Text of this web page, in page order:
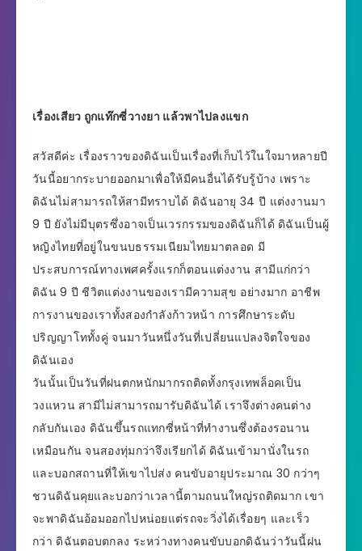
เรื่องเสียว ถูกแท๊กซี่วางยา แล้วพาไปลงแขก
สวัสดีค่ะ เรื่องราวของดิฉันเป็นเรื่องที่เก็บไว้ในใจมาหลายปี
วันนี้อยากระบายออกมาเพื่อให้มีคนอื่นได้รับรู้บ้าง เพราะ
ดิฉันไม่สามารถให้สามีทราบได้ ดิฉันอายุ 34 ปี แต่งงานมา
9 ปี ยังไม่มีบุตรซึ่งอาจเป็นเวรกรรมของดิฉันก็ได้ ดิฉันเป็นผู้
หญิงไทยที่อยู่ในขนบธรรมเนียมไทยมาตลอด มี
ประสบการณ์ทางเพศครั้งแรกก็ตอนแต่งงาน สามีแก่กว่า
ดิฉัน 9 ปี ชีวิตแต่งงานของเรามีความสุข อย่างมาก อาชีพ
การงานของเราทั้งสองกำลังก้าวหน้า การศึกษาระดับ
ปริญญาโททั้งคู่ จนมาวันหนึ่งวันที่เปลี่ยนแปลงจิตใจของ
ดิฉันเอง
วันนั้นเป็นวันที่ฝนตกหนักมากรถติดทั้งกรุงเทพล็อคเป็น
วงแหวน สามีไม่สามารถมารับดิฉันได้ เราจึงต่างคนต่าง
กลับกันเอง ดิฉันขึ้นรถแทกซี่หน้าที่ทำงานซึ่งต้องรอนาน
เหมือนกัน จนสองทุ่มกว่าจึงเรียกได้ ดิฉันเข้ามานั่งในรถ
และบอกสถานที่ให้เขาไปส่ง คนขับอายุประมาณ 30 กว่าๆ
ชวนดิฉันคุยและบอกว่าเวลานี้ตามถนนใหญ่รถติดมาก เขา
จะพาดิฉันอ้อมออกไปหน่อยแต่รถจะวิ่งได้เรื่อยๆ และเร็ว
กว่า ดิฉันตอบตกลง ระหว่างทางคนขับบอกดิฉันว่าวันนี้ฝน